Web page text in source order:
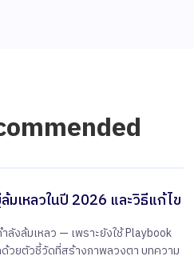
มเหลวในปี 2026 และวิธีแก้ไข
ลังล้มเหลว — เพราะยังใช้ Playbook
วยตัวชี้วัดที่สร้างภาพลวงตา บทความ